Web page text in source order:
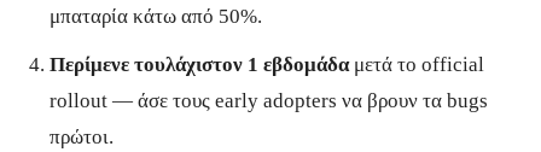
μπαταρία κάτω από 50%.
Περίμενε τουλάχιστον 1 εβδομάδαμετά το official
rollout — άσε τους early adopters να βρουν τα bugs
πρώτοι.